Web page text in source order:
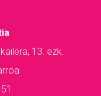
13. ezk.